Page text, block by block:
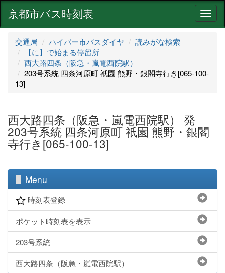
ナ
ビ
ン
京都市バス時刻表
交通局 ハイパー市バスダイヤ
読みがな検索
【に】で始まる停留所
西大路四条（阪急・嵐電西院駅）
203号系統 四条河原町 祇園 熊野・銀閣寺行き[065-100-
13]
西大路四条（阪急・嵐電西院駅） 発
203号系統 四条河原町 祇園 熊野・銀閣
寺行き[065-100-13]
Menu
時刻表登録
ポケット時刻表を表示
203号系統
西大路四条（阪急・嵐電西院駅）